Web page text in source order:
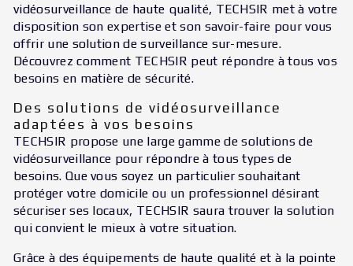
vidéosurveillance de haute qualité, TECHSIR met à votre
disposition son expertise et son savoir-faire pour vous
offrir une solution de surveillance sur-mesure.
Découvrez comment TECHSIR peut répondre à tous vos
besoins en matière de sécurité.
Des solutions de vidéosurveillance
adaptées à vos besoins
TECHSIR propose une large gamme de solutions de
vidéosurveillance pour répondre à tous types de
besoins. Que vous soyez un particulier souhaitant
protéger votre domicile ou un professionnel désirant
sécuriser ses locaux, TECHSIR saura trouver la solution
qui convient le mieux à votre situation.
Grâce à des équipements de haute qualité et à la pointe